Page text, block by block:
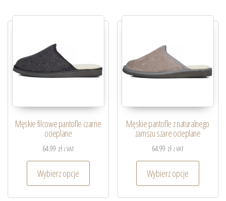
Męskie filcowe pantofle czarne
ocieplane
64.99 zł z VAT
Wybierz opcje
Męskie pantofle z naturalnego
zamszu szare ocieplane
64.99 zł z VAT
Wybierz opcje